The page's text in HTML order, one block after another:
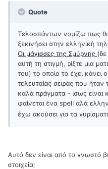
Quote
Τελοσπάντων νομίζω πως
ξεκινήσει στην ελληνική
Οι μάγισσες της Σμύρνης
αυτή τη στιγμή, ρίξτε μια
του) το οποίο το έχει κάνει
τελευταίας σειράς που ήταν
καλά πράγματα - ίσως
φαίνεται ένα spell αλά
έχω ακούσει για τα
Αυτό δεν είναι από το γνωστό
στοιχεία;